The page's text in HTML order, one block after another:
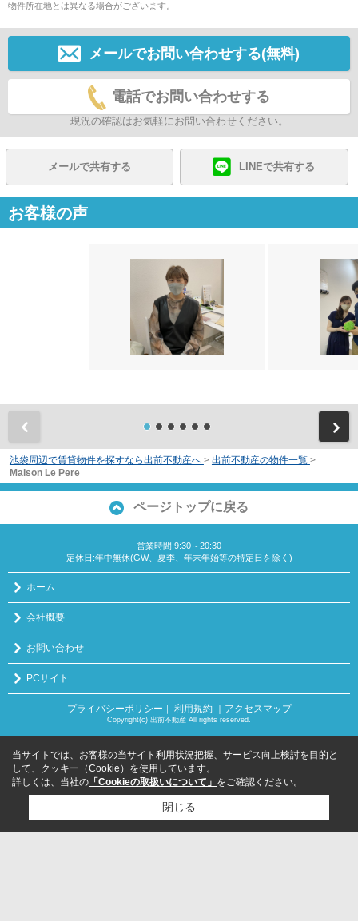
物件所在地とは異なる場合がございます。
メールでお問い合わせする(無料)
電話でお問い合わせする
現況の確認はお気軽にお問い合わせください。
メールで共有する LINEで共有する
お客様の声
池袋周辺で賃貸物件を探すなら出前不動産へ > 出前不動産の物件一覧 >
Maison Le Pere
ページトップに戻る
営業時間:9:30～20:30
定休日:年中無休(GW、夏季、年末年始等の特定日を除く)
ホーム
会社概要
お問い合わせ
PCサイト
プライバシーポリシー 利用規約 ｜アクセスマップ
Copyright(c) 出前不動産 All rights reserved.
当サイトでは、お客様の当サイト利用状況把握、サービス向上検討を目的と
して、クッキー（Cookie）を使用しています。
詳しくは、当社の 「Cookieの取扱いについて」 をご確認ください。
閉じる